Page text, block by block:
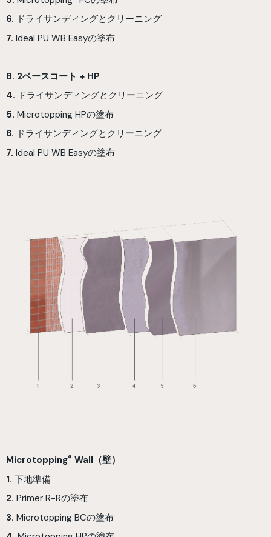
6. ドライサンディングとクリーニング
7. Ideal PU WB Easyの塗布
B. 2ベースコート + HP
4. ドライサンディングとクリーニング
5. Microtopping HPの塗布
6. ドライサンディングとクリーニング
7. Ideal PU WB Easyの塗布
Microtopping® Wall（壁）
1. 下地準備
2. Primer R-Rの塗布
3. Microtopping BCの塗布